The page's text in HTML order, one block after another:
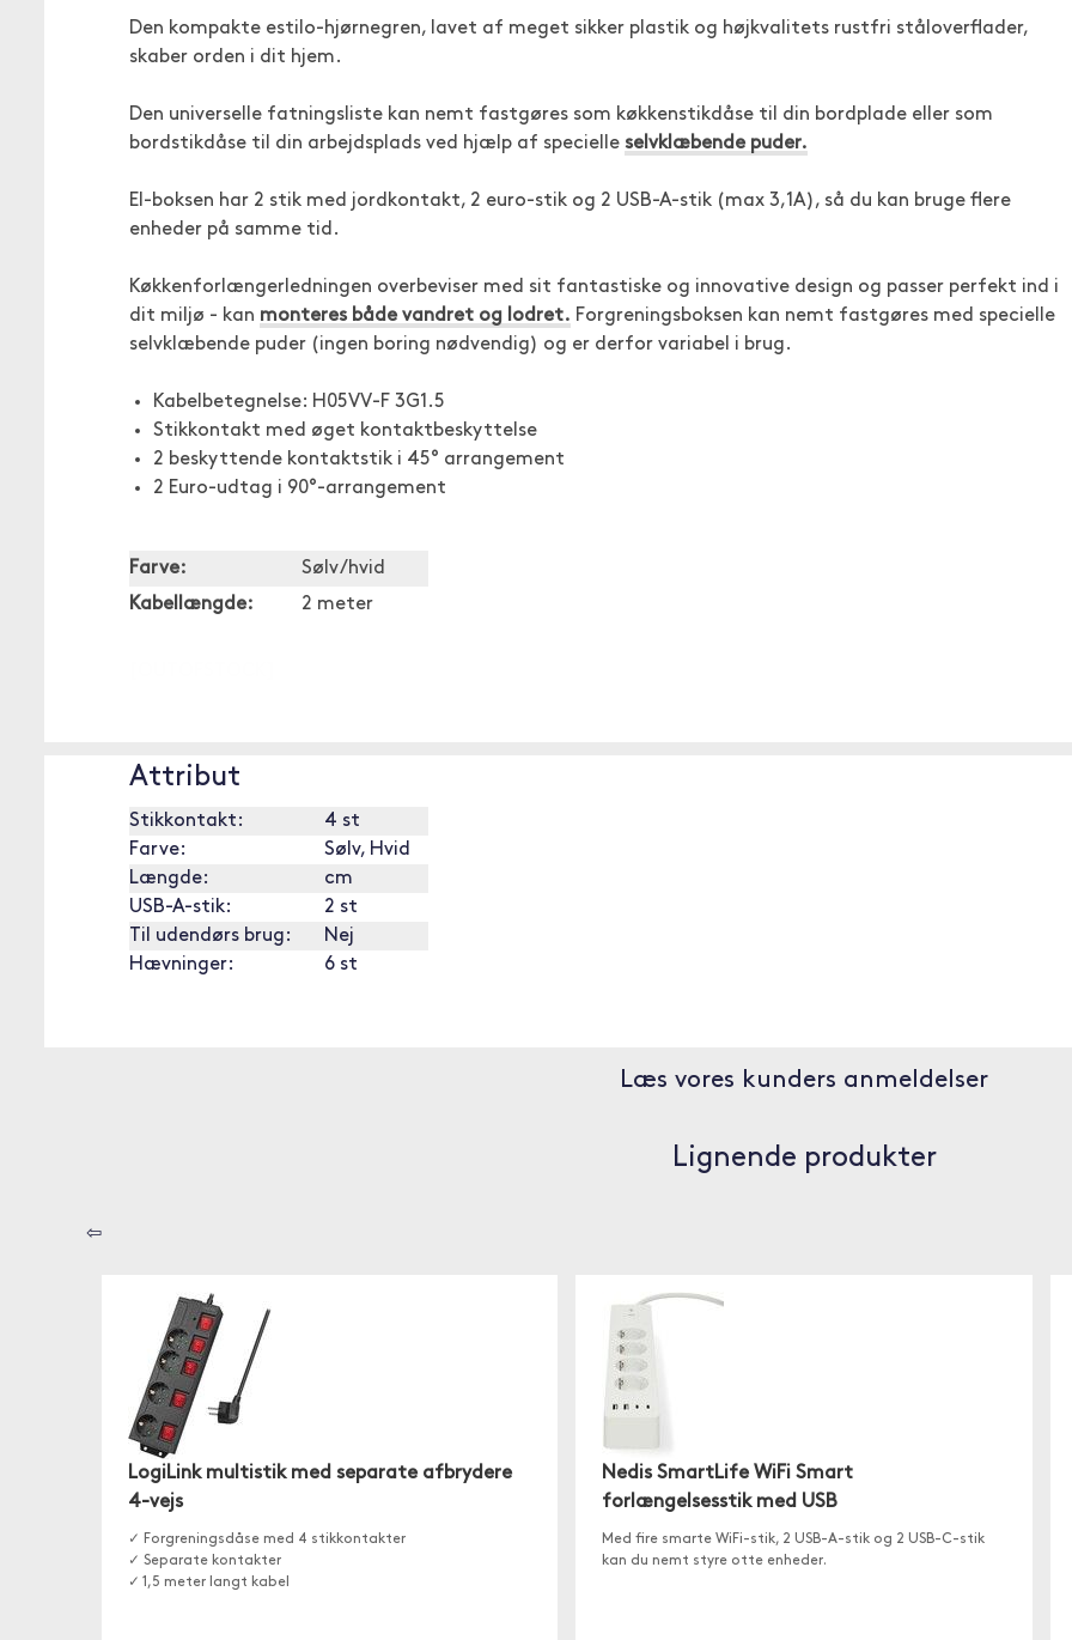
Den kompakte estilo-hjørnegren, lavet af meget sikker plastik og højkvalitets rustfri ståloverflader,
skaber orden i dit hjem.
Den universelle fatningsliste kan nemt fastgøres som køkkenstikdåse til din bordplade eller som
bordstikdåse til din arbejdsplads ved hjælp af specielle selvklæbende puder.
El-boksen har 2 stik med jordkontakt, 2 euro-stik og 2 USB-A-stik (max 3,1A), så du kan bruge flere
enheder på samme tid.
Køkkenforlængerledningen overbeviser med sit fantastiske og innovative design og passer perfekt ind i
dit miljø - kan monteres både vandret og lodret. Forgreningsboksen kan nemt fastgøres med specielle
selvklæbende puder (ingen boring nødvendig) og er derfor variabel i brug.
Kabelbetegnelse: H05VV-F 3G1.5
Stikkontakt med øget kontaktbeskyttelse
2 beskyttende kontaktstik i 45° arrangement
2 Euro-udtag i 90°-arrangement
Farve:
Sølv/hvid
Kabellængde:
2 meter
Attribut
Stikkontakt:
4 st
Farve:
Sølv, Hvid
Længde:
cm
USB-A-stik:
2 st
Til udendørs brug:
Nej
Hævninger:
6 st
Læs vores kunders anmeldelser
Lignende produkter
⇦
LogiLink multistik med separate afbrydere
4-vejs
✓ Forgreningsdåse med 4 stikkontakter
✓ Separate kontakter
✓ 1,5 meter langt kabel
Nedis SmartLife WiFi Smart
forlængelsesstik med USB
Med fire smarte WiFi-stik, 2 USB-A-stik og 2 USB-C-stik
kan du nemt styre otte enheder.